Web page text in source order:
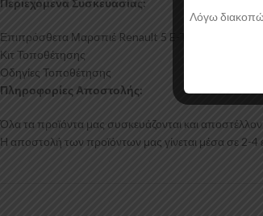
Περιεχόμενα Συσκευασίας:
Επιπρόσθετα Μαρσπιέ Renault 5 E-Tech
Κιτ Τοποθέτησης
Οδηγίες Τοποθέτησης
Πληροφορίες Αποστολής:
Όλα τα προϊόντα μας συσκευάζονται και
Η αποστολή των προϊόντων μας γίνεται μέσα σε 2-4
Λόγω